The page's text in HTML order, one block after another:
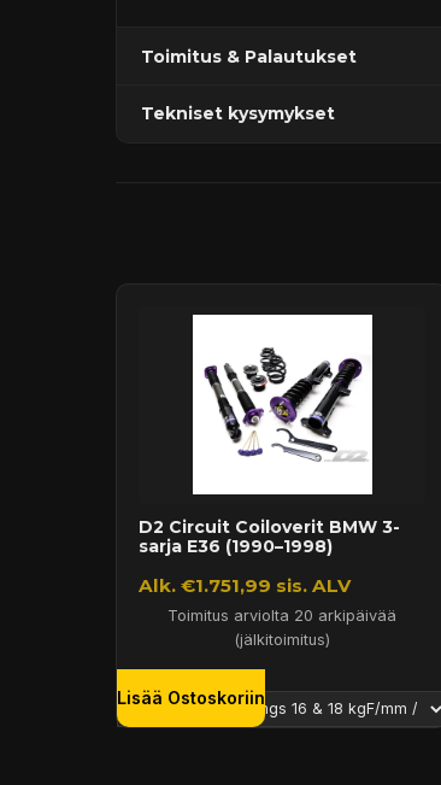
Toimitus & Palautukset
Tekniset kysymykset
D2 Circuit Coiloverit BMW 3-
sarja E36 (1990–1998)
Alk. €1.751,99 sis. ALV
Toimitus arviolta 20 arkipäivää
(jälkitoimitus)
Lisää Ostoskoriin